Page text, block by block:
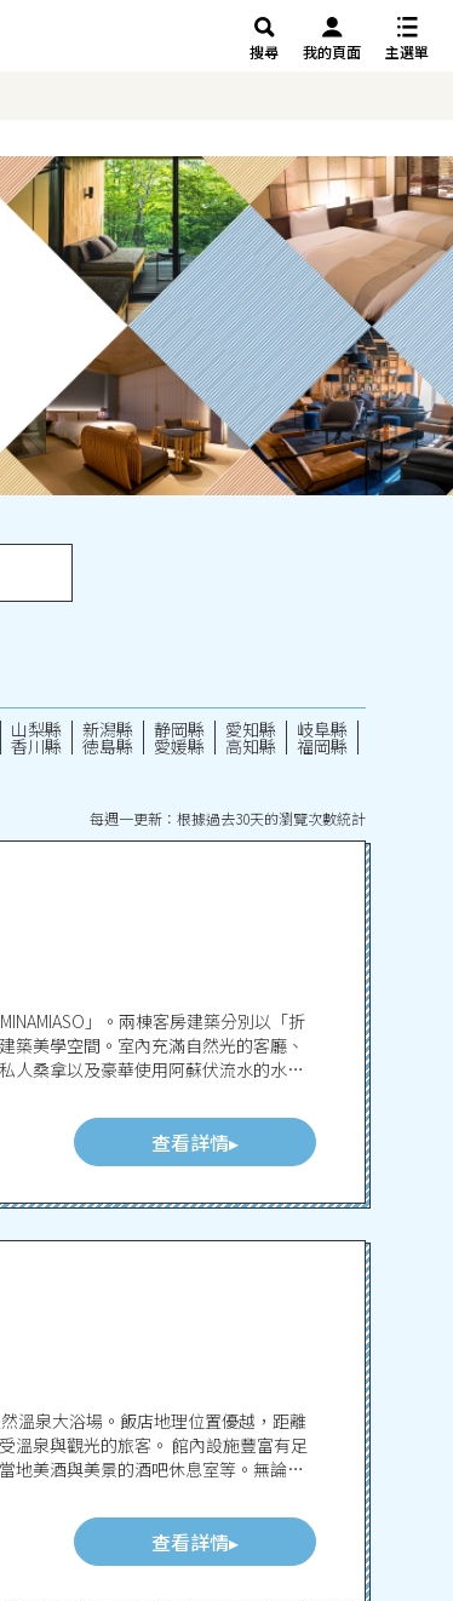
搜尋 我的頁面 主選單
山梨縣 新潟縣 静岡縣 愛知縣 岐阜縣
香川縣 徳島縣 愛媛縣 高知縣 福岡縣
每週一更新：根據過去30天的瀏覽次數統計
」。兩棟客房建築分別以「折
築美學空間。室內充滿自然光的客廳、
人桑拿以及豪華使用阿蘇伏流水的水浴
查看詳情
然溫泉大浴場。飯店地理位置優越，距離
客。 館內設施豐富有足
地美酒與美景的酒吧休息室等。無論是
查看詳情